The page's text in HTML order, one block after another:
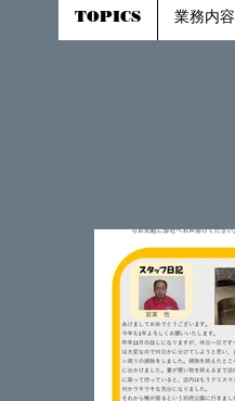
TOPICS 業務内容